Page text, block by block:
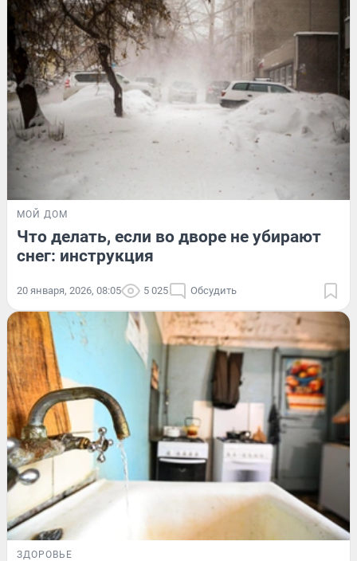
МОЙ ДОМ
Что делать, если во дворе не убирают
снег: инструкция
20 января, 2026, 08:05 5 025 Обсудить
ЗДОРОВЬЕ